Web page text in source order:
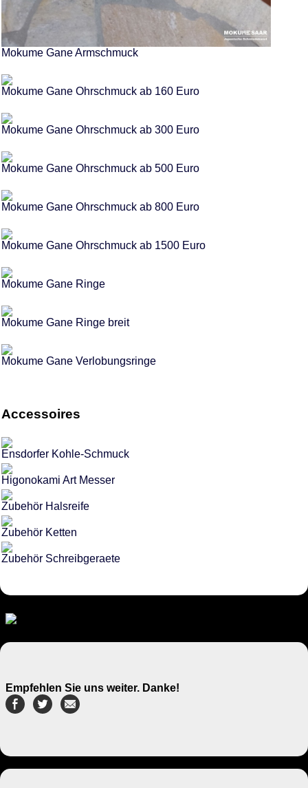
Mokume Gane Armschmuck
Mokume Gane Ohrschmuck ab 160 Euro
Mokume Gane Ohrschmuck ab 300 Euro
Mokume Gane Ohrschmuck ab 500 Euro
Mokume Gane Ohrschmuck ab 800 Euro
Mokume Gane Ohrschmuck ab 1500 Euro
Mokume Gane Ringe
Mokume Gane Ringe breit
Mokume Gane Verlobungsringe
Accessoires
Ensdorfer Kohle-Schmuck
Higonokami Art Messer
Zubehör Halsreife
Zubehör Ketten
Zubehör Schreibgeraete
Empfehlen Sie uns weiter. Danke!